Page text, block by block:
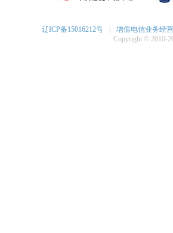
辽ICP备15016212号
增值电信业务经
Copyright © 2010-